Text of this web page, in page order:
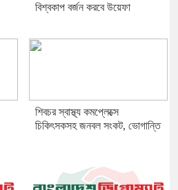
বিশ্বকাপ বর্জন করবে উয়েফা
শিবচর স্বাস্থ্য কমপ্লেক্সে
চিকিৎসকসহ জনবল সংকট, ভোগান্তি